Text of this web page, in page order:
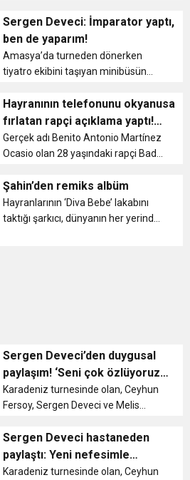
diyabete neden oluyor
estetiği ile ilgili bilgi verdi
Darbe!
törenle dünyaevine girmişti. Ancak
oğulları Sylvester Apollo Bear’ı 2021
yılının Mart ayınd...
Sergen Deveci: İmparator yaptı,
ben de yaparım!
Amasya’da turneden dönerken
tiyatro ekibini taşıyan minibüsün
arkadaşının öldüğü kazada boynu
kırılan ve omurilik yaralanması
nedeniyle felç kalma riski yaşayan
32 ...
Hayranının telefonunu okyanusa
fırlatan rapçi açıklama yaptı!
Sosyal medya ikiye bölündü
Gerçek adı Benito Antonio Martínez
Ocasio olan 28 yaşındaki rapçi Bad
bir olayın konusu oldu. Dominik
Cumhuriyeti’nde okyanus
kenarındaki bir tahta kaldırımda y...
Şahin’den remiks albüm
Hayranlarının ‘Diva Bebe’ lakabını
taktığı şarkıcı, dünyanın her yerinden
Sergen Deveci’den duygusal
paylaşım! ‘Seni çok özlüyoruz
oğlum, burası cehennem Tolga
Karadeniz turnesinde olan, Ceyhun
Fersoy, Sergen Deveci ve Melis
ekibi, dönüş yolunda kaza yapmıştı.
Amasya’nın Merzifon ilçesinde
yaşanan feci kaza...
Sergen Deveci hastaneden
paylaştı: Yeni nefesimle
şişirilmiş balonlar
Karadeniz turnesinde olan, Ceyhun